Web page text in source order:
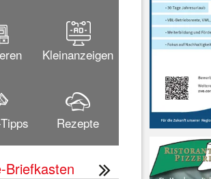
Kleinanzeigen
Rezepte
Briefkasten